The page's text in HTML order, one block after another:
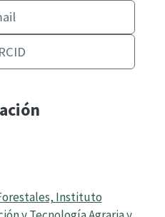
Instituto